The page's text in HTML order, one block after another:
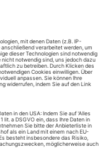
sind die Erwartungen.
Paris und in Berlin
und Psychiatrie,
Claudio
wird von Fabrizio
Bilanz